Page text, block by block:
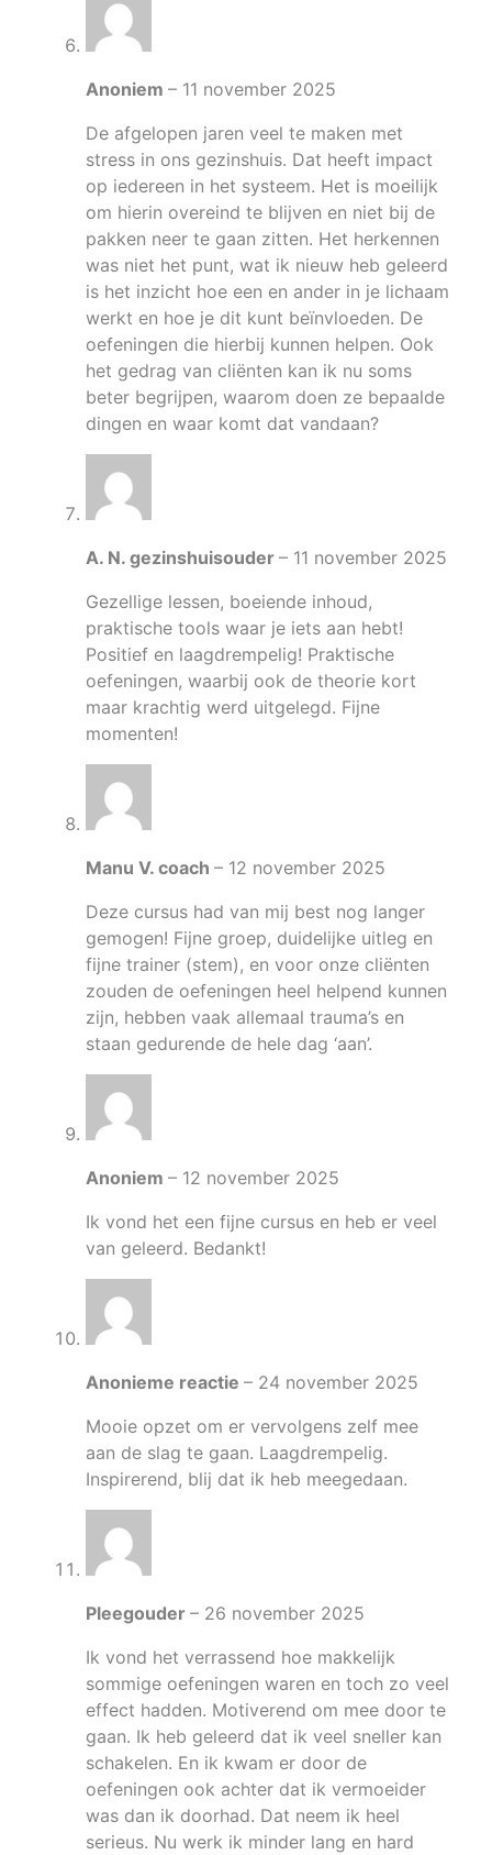
Anoniem – 11 november 2025
De afgelopen jaren veel te maken met
stress in ons gezinshuis. Dat heeft impact
op iedereen in het systeem. Het is moeilijk
om hierin overeind te blijven en niet bij de
pakken neer te gaan zitten. Het herkennen
was niet het punt, wat ik nieuw heb geleerd
is het inzicht hoe een en ander in je lichaam
werkt en hoe je dit kunt beïnvloeden. De
oefeningen die hierbij kunnen helpen. Ook
het gedrag van cliënten kan ik nu soms
beter begrijpen, waarom doen ze bepaalde
dingen en waar komt dat vandaan?
A. N. gezinshuisouder – 11 november 2025
Gezellige lessen, boeiende inhoud,
praktische tools waar je iets aan hebt!
Positief en laagdrempelig! Praktische
oefeningen, waarbij ook de theorie kort
maar krachtig werd uitgelegd. Fijne
momenten!
Manu V. coach – 12 november 2025
Deze cursus had van mij best nog langer
gemogen! Fijne groep, duidelijke uitleg en
fijne trainer (stem), en voor onze cliënten
zouden de oefeningen heel helpend kunnen
zijn, hebben vaak allemaal trauma’s en
staan gedurende de hele dag ‘aan’.
Anoniem – 12 november 2025
Ik vond het een fijne cursus en heb er veel
van geleerd. Bedankt!
Anonieme reactie – 24 november 2025
Mooie opzet om er vervolgens zelf mee
aan de slag te gaan. Laagdrempelig.
Inspirerend, blij dat ik heb meegedaan.
Pleegouder – 26 november 2025
Ik vond het verrassend hoe makkelijk
sommige oefeningen waren en toch zo veel
effect hadden. Motiverend om mee door te
gaan. Ik heb geleerd dat ik veel sneller kan
schakelen. En ik kwam er door de
oefeningen ook achter dat ik vermoeider
was dan ik doorhad. Dat neem ik heel
serieus. Nu werk ik minder lang en hard